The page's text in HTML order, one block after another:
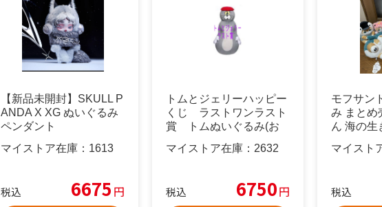
【新品未開封】SKULL P
ANDA X XG ぬいぐるみ
ペンダント
マイストア在庫： 1613
税込 6675 円
トムとジェリーハッピー
くじ ラストワンラスト
賞 トムぬいぐるみ(お
マイストア在庫： 2632
税込 6750円
モフサン
み まとめ
ん 海の生
マイスト
税込